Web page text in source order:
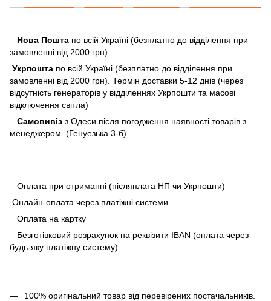
Нова Пошта по всій Україні (безплатно до відділення при
замовленні від 2000 грн).
Укрпошта по всій Україні (безплатно до відділення при
замовленні від 2000 грн). Термін доставки 5-12 днів (через
відсутність генераторів у відділеннях Укрпошти та масові
відключення світла)
Самовивіз з Одеси після погодження наявності товарів з
менеджером. (Генуезька 3-б).
Оплата при отриманні (післяплата НП чи Укрпошти)
Онлайн-оплата через платіжні системи
Оплата на картку
Безготівковий розрахунок на реквізити IBAN (оплата через
будь-яку платіжну систему)
100% оригінальний товар від перевірених постачальників.